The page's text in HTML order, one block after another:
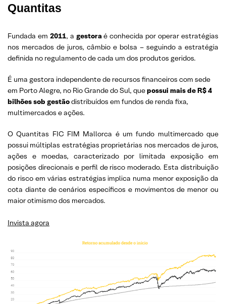
Quantitas
Fundada em 2011, a gestoraé conhecida por operar estratégias
nos mercados de juros, câmbio e bolsa – seguindo a estratégia
definida no regulamento de cada um dos produtos geridos.
É uma gestora independente de recursos financeiros com sede
em Porto Alegre, no Rio Grande do Sul, quepossui mais de R$ 4
bilhões sob gestãodistribuídos em fundos de renda fixa,
multimercados e ações.
O Quantitas FIC FIM Mallorca é um fundo multimercado que
possui múltiplas estratégias proprietárias nos mercados de juros,
ações e moedas, caracterizado por limitada exposição em
posições direcionais e perfil de risco moderado. Esta distribuição
do risco em várias estratégias implica numa menor exposição da
cota diante de cenários específicos e movimentos de menor ou
maior otimismo dos mercados.
Invista agora